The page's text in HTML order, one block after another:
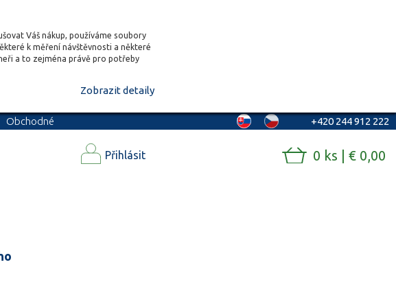
Váš nákup, používáme soubory
k měření návštěvnosti a některé
a to zejména právě pro potřeby
Zobrazit detaily
Obchodné
+420 244 912 222
Přihlásit 0 ks | € 0,00